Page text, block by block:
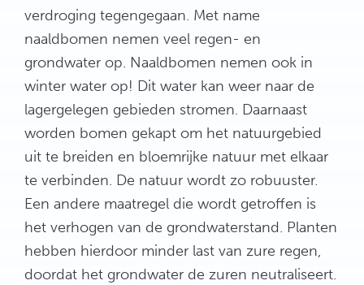
verdroging tegengegaan. Met name
naaldbomen nemen veel regen- en
grondwater op. Naaldbomen nemen ook in
winter water op! Dit water kan weer naar de
lagergelegen gebieden stromen. Daarnaast
worden bomen gekapt om het natuurgebied
uit te breiden en bloemrijke natuur met elkaar
te verbinden. De natuur wordt zo robuuster.
Een andere maatregel die wordt getroffen is
het verhogen van de grondwaterstand. Planten
hebben hierdoor minder last van zure regen,
doordat het grondwater de zuren neutraliseert.